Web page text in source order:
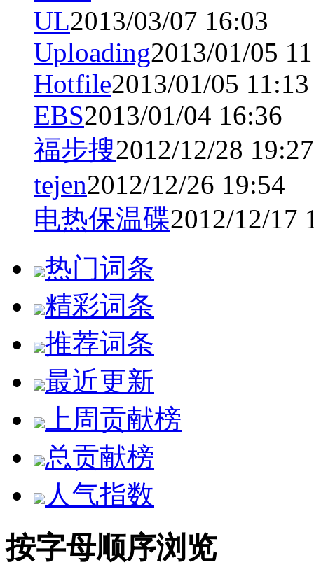
UL2013/03/07 16:03
Uploading2013/01/05
Hotfile2013/01/05 11:13
EBS2013/01/04 16:36
福步搜2012/12/28 19:27
tejen2012/12/26 19:54
电热保温碟2012/12/17
热门词条
精彩词条
推荐词条
最近更新
上周贡献榜
总贡献榜
人气指数
按字母顺序浏览